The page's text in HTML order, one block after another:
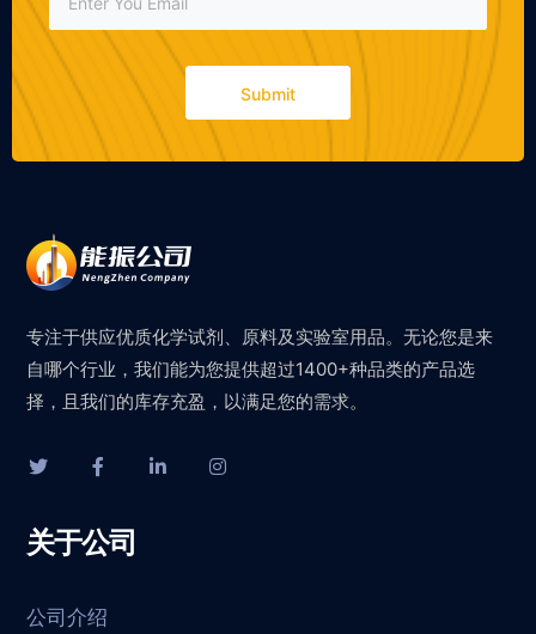
Submit
专注于供应优质化学试剂、原料及实验室用品。无论您是来
自哪个行业，我们能为您提供超过1400+种品类的产品选
择，且我们的库存充盈，以满足您的需求。
关于公司
公司介绍